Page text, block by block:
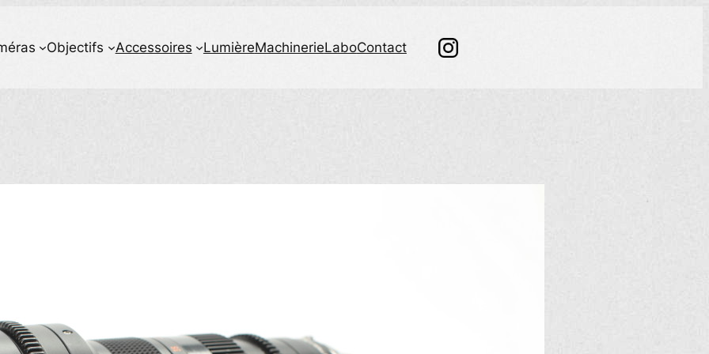
Objectifs Accessoires LumièreMachinerieLaboContact